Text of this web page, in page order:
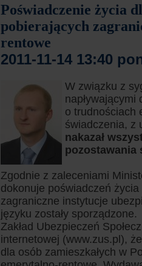
Poświadczenie życia
pobierających
rentowe
2011-11-14 13:40
W związku z
napływającymi
o trudnościach
świadczenia, z
nakazał
pozostawania
Zgodnie z zaleceniami
dokonuje poświadczeń
zagraniczne instytucje
języku zostały sporządzone.
Zakład Ubezpieczeń
internetowej (www.zus.pl),
dla osób zamieszkałych w